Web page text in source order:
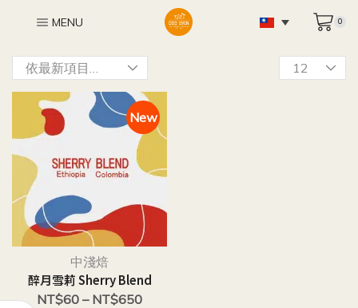
MENU 0
New
中淺焙
醉月雪莉 Sherry Blend
NT$60 – NT$650